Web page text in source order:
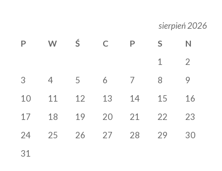
sierpień 2026
P
W Ś C P S
N
1
2
3
4 5 6 7 8
9
10
11 12 13 14 15
16
17
18 19 20 21 22
23
24
25 26 27 28 29
30
31